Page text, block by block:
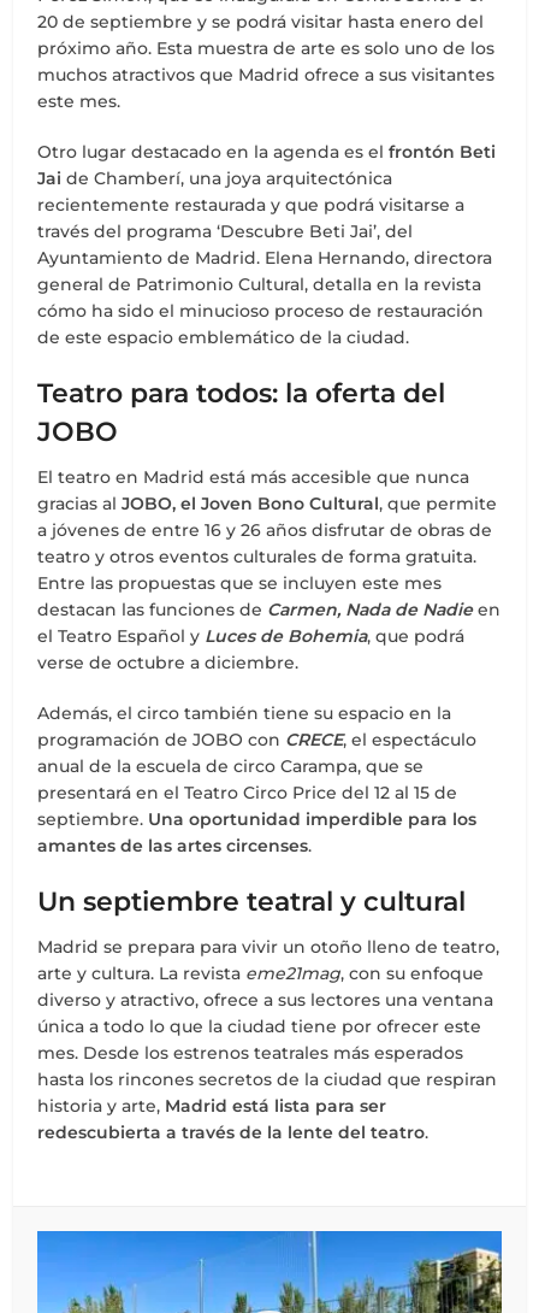
20 de septiembre y se podrá visitar hasta enero del
próximo año. Esta muestra de arte es solo uno de los
muchos atractivos que Madrid ofrece a sus visitantes
este mes.
Otro lugar destacado en la agenda es elfrontón Beti
Jai de Chamberí, una joya arquitectónica
recientemente restaurada y que podrá visitarse a
través del programa ‘Descubre Beti Jai’, del
Ayuntamiento de Madrid. Elena Hernando, directora
general de Patrimonio Cultural, detalla en la revista
cómo ha sido el minucioso proceso de restauración
de este espacio emblemático de la ciudad.
Teatro para todos: la oferta del
JOBO
El teatro en Madrid está más accesible que nunca
gracias alJOBO, el Joven Bono Cultural, que permite
a jóvenes de entre 16 y 26 años disfrutar de obras de
teatro y otros eventos culturales de forma gratuita.
Entre las propuestas que se incluyen este mes
destacan las funciones de Carmen, Nada de Nadieen
el Teatro Español y Luces de Bohemia, que podrá
verse de octubre a diciembre.
Además, el circo también tiene su espacio en la
programación de JOBO con CRECE, el espectáculo
anual de la escuela de circo Carampa, que se
presentará en el Teatro Circo Price del 12 al 15 de
septiembre. Una oportunidad imperdible para los
amantes de las artes circenses.
Un septiembre teatral y cultural
Madrid se prepara para vivir un otoño lleno de teatro,
arte y cultura. La revista eme21mag, con su enfoque
diverso y atractivo, ofrece a sus lectores una ventana
única a todo lo que la ciudad tiene por ofrecer este
mes. Desde los estrenos teatrales más esperados
hasta los rincones secretos de la ciudad que respiran
historia y arte, Madrid está lista para ser
redescubierta a través de la lente del teatro.